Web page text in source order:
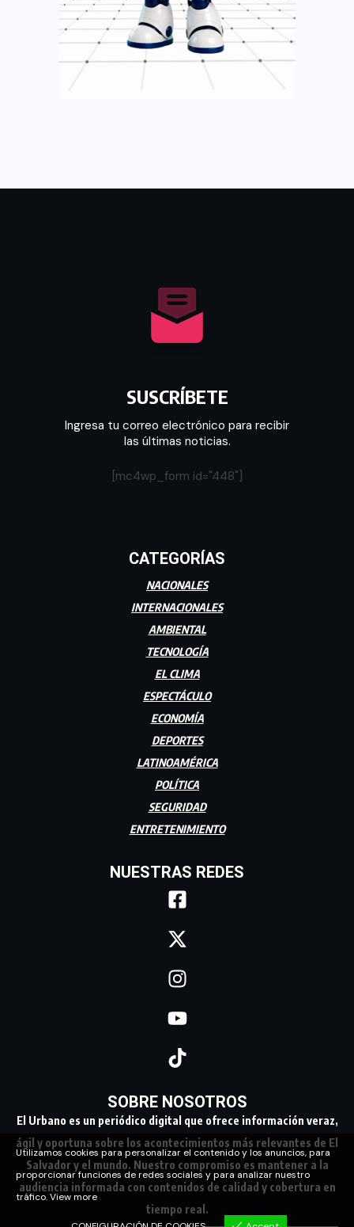
SUSCRÍBETE
Ingresa tu correo electrónico para recibir
las últimas noticias.
[mc4wp_form id="448"]
CATEGORÍAS
NACIONALES
INTERNACIONALES
AMBIENTAL
TECNOLOGÍA
EL CLIMA
ESPECTÁCULO
ECONOMÍA
DEPORTES
LATINOAMÉRICA
POLÍTICA
SEGURIDAD
ENTRETENIMIENTO
NUESTRAS REDES
SOBRE NOSOTROS
El Urbano es un periódico digital que ofrece información veraz,
ágil y oportuna sobre los acontecimientos más relevantes de El
Salvador y el mundo. Nuestro compromiso es mantener a la
audiencia informada con contenidos de calidad y cobertura en
tiempo real.
Utilizamos cookies para personalizar el contenido y los anuncios, para
proporcionar funciones de redes sociales y para analizar nuestro
tráfico.View more